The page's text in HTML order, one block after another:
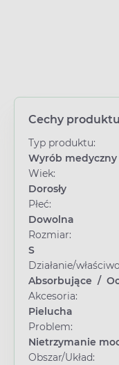
Cechy produktu
Typ produktu:
Wyrób medyczny
Wiek:
Dorosły
Płeć:
Dowolna
Rozmiar:
S
Działanie/
Absorbujące /
Akcesoria:
Pielucha
Problem:
Nietrzymanie
Obszar/Układ: